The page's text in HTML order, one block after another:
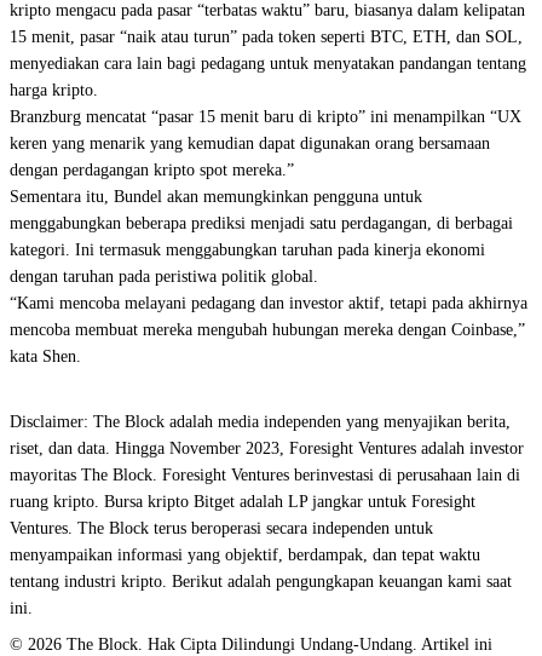
kripto mengacu pada pasar “terbatas waktu” baru, biasanya dalam kelipatan
15 menit, pasar “naik atau turun” pada token seperti BTC, ETH, dan SOL,
menyediakan cara lain bagi pedagang untuk menyatakan pandangan tentang
harga kripto.
Branzburg mencatat “pasar 15 menit baru di kripto” ini menampilkan “UX
keren yang menarik yang kemudian dapat digunakan orang bersamaan
dengan perdagangan kripto spot mereka.”
Sementara itu, Bundel akan memungkinkan pengguna untuk
menggabungkan beberapa prediksi menjadi satu perdagangan, di berbagai
kategori. Ini termasuk menggabungkan taruhan pada kinerja ekonomi
dengan taruhan pada peristiwa politik global.
“Kami mencoba melayani pedagang dan investor aktif, tetapi pada akhirnya
mencoba membuat mereka mengubah hubungan mereka dengan Coinbase,”
kata Shen.
Disclaimer: The Block adalah media independen yang menyajikan berita,
riset, dan data. Hingga November 2023, Foresight Ventures adalah investor
mayoritas The Block. Foresight Ventures berinvestasi di perusahaan lain di
ruang kripto. Bursa kripto Bitget adalah LP jangkar untuk Foresight
Ventures. The Block terus beroperasi secara independen untuk
menyampaikan informasi yang objektif, berdampak, dan tepat waktu
tentang industri kripto. Berikut adalah pengungkapan keuangan kami saat
ini.
© 2026 The Block. Hak Cipta Dilindungi Undang-Undang. Artikel ini